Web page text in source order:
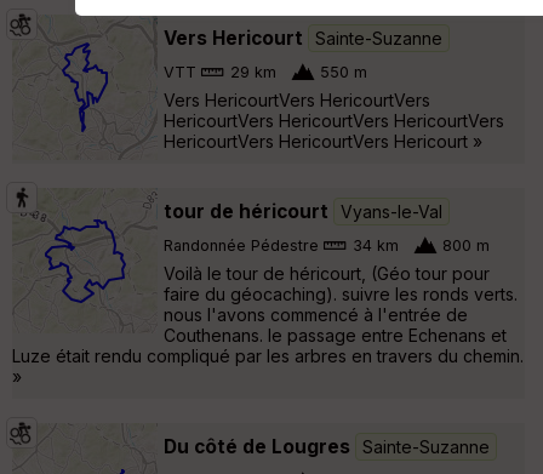
Vers Hericourt Sainte-Suzanne
VTT 29 km 550 m
Vers HericourtVers HericourtVers
HericourtVers HericourtVers HericourtVers
HericourtVers HericourtVers Hericourt »
tour de héricourt Vyans-le-Val
Randonnée Pédestre 34 km 800 m
Voilà le tour de héricourt, (Géo tour pour
faire du géocaching). suivre les ronds verts.
nous l'avons commencé à l'entrée de
Couthenans. le passage entre Echenans et
Luze était rendu compliqué par les arbres en travers du chemin.
»
Du côté de Lougres Sainte-Suzanne